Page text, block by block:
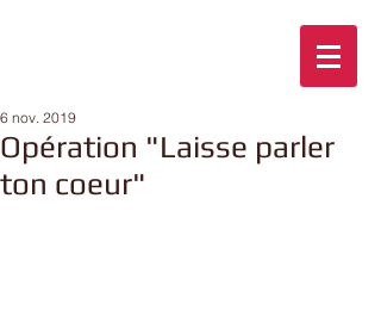
Opération "Laisse parler
ton coeur"
6 nov. 2019